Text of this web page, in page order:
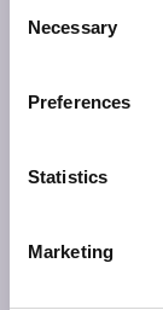
Selection
Necessary
Preferences
Statistics
Marketing
Contact
ATS-Kliniek
Wolput 30